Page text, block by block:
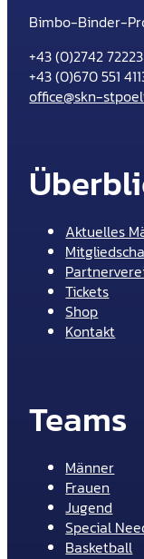
Bimbo-Binder-
+43 (0)2742 72223
+43 (0)670 551
office@skn-
Aktuelles
Tickets
Shop
Kontakt
Teams
Männer
Frauen
Jugend
Special
Basketball